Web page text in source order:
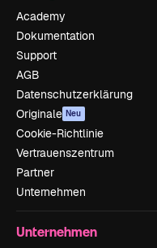
Academy
Dokumentation
Support
AGB
Datenschutzerklärung
Originale Neu
Cookie-Richtlinie
Vertrauenszentrum
Partner
Unternehmen
Unternehmen